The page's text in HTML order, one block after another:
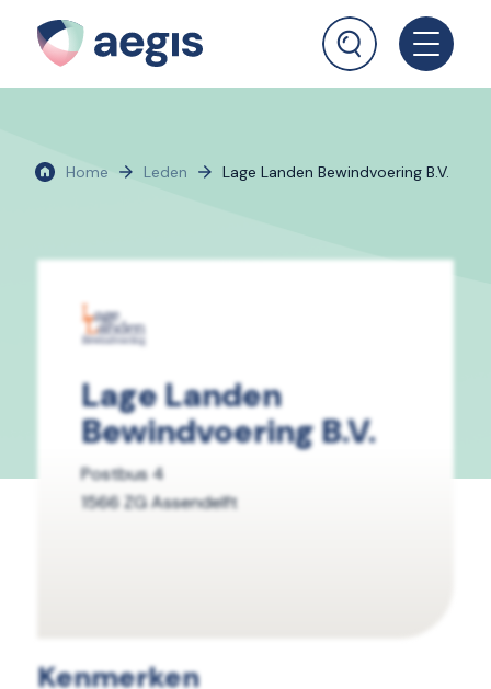
Home Leden Lage Landen Bewindvoering B.V.
Lage Landen
Bewindvoering B.V.
Postbus 4
1566 ZG Assendelft
Kenmerken